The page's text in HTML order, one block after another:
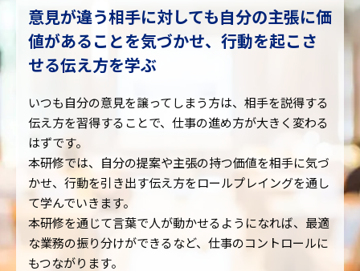
意見が違う相手に対しても自分の主張に価
値があることを気づかせ、行動を起こさ
せる伝え方を学ぶ
いつも自分の意見を譲ってしまう方は、相手を説得する
伝え方を習得することで、仕事の進め方が大きく変わる
はずです。
本研修では、自分の提案や主張の持つ価値を相手に気づ
かせ、行動を引き出す伝え方をロールプレイングを通し
て学んでいきます。
本研修を通じて言葉で人が動かせるようになれば、最適
な業務の振り分けができるなど、仕事のコントロールに
もつながります。